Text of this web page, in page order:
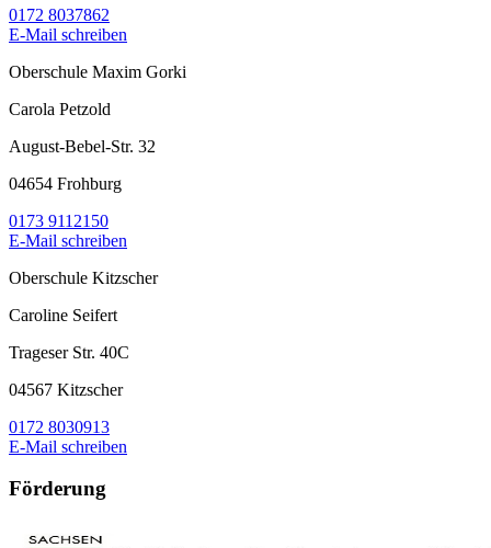
0172 8037862
E-Mail schreiben
Oberschule Maxim Gorki
Carola Petzold
August-Bebel-Str. 32
04654 Frohburg
0173 9112150
E-Mail schreiben
Oberschule Kitzscher
Caroline Seifert
Trageser Str. 40C
04567 Kitzscher
0172 8030913
E-Mail schreiben
Förderung